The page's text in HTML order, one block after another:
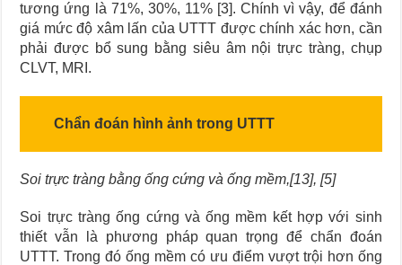
tương ứng là 71%, 30%, 11% [3]. Chính vì vậy, để đánh
giá mức độ xâm lấn của UTTT được chính xác hơn, cần
phải được bổ sung bằng siêu âm nội trực tràng, chụp
CLVT, MRI.
Chẩn đoán hình ảnh trong UTTT
Soi trực tràng bằng ống cứng và ống mềm,[13], [5]
Soi trực tràng ống cứng và ống mềm kết hợp với sinh
thiết vẫn là phương pháp quan trọng để chẩn đoán
UTTT. Trong đó ống mềm có ưu điểm vượt trội hơn ống